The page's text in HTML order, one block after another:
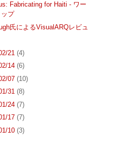
Fabricating for Haiti - ワー
プ
氏によるVisualARQレビュ
21 (4)
14 (6)
07 (10)
31 (8)
24 (7)
17 (7)
10 (3)